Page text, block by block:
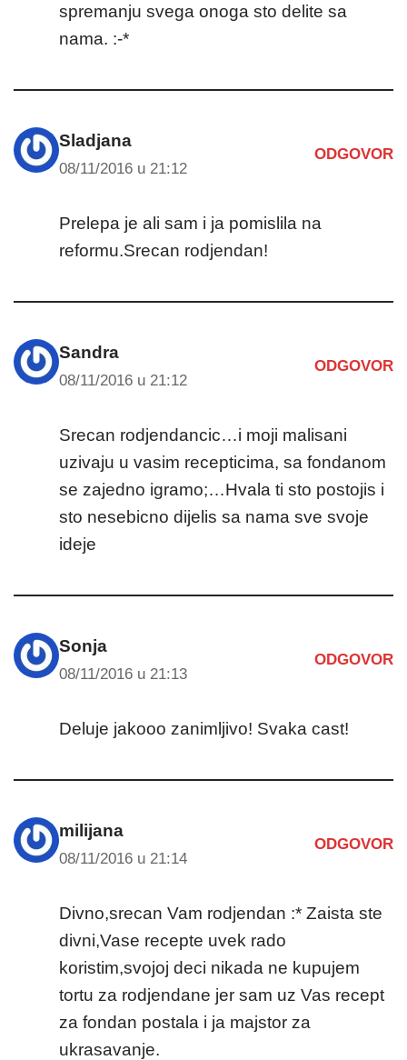
spremanju svega onoga sto delite sa
nama. :-*
Sladjana
08/11/2016 u 21:12
ODGOVOR
Prelepa je ali sam i ja pomislila na
reformu.Srecan rodjendan!
Sandra
08/11/2016 u 21:12
ODGOVOR
Srecan rodjendancic…i moji malisani
uzivaju u vasim recepticima, sa fondanom
se zajedno igramo;…Hvala ti sto postojis i
sto nesebicno dijelis sa nama sve svoje
ideje
Sonja
08/11/2016 u 21:13
ODGOVOR
Deluje jakooo zanimljivo! Svaka cast!
milijana
08/11/2016 u 21:14
ODGOVOR
Divno,srecan Vam rodjendan :* Zaista ste
divni,Vase recepte uvek rado
koristim,svojoj deci nikada ne kupujem
tortu za rodjendane jer sam uz Vas recept
za fondan postala i ja majstor za
ukrasavanje.